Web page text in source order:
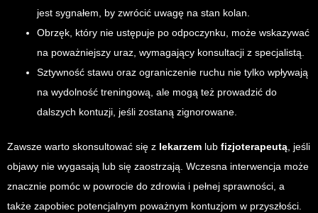
jest sygnałem, by zwrócić uwagę na stan kolan.
Obrzęk, który nie ustępuje po odpoczynku, może wskazywać
na poważniejszy uraz, wymagający konsultacji z specjalistą.
Sztywność stawu oraz ograniczenie ruchu nie tylko wpływają
na wydolność treningową, ale mogą też prowadzić do
dalszych kontuzji, jeśli zostaną zignorowane.
Zawsze warto skonsultować się z lekarzem lub fizjoterapeutą, jeśli
objawy nie wygasają lub się zaostrzają. Wczesna interwencja może
znacznie pomóc w powrocie do zdrowia i pełnej sprawności, a
także zapobiec potencjalnym poważnym kontuzjom w przyszłości.